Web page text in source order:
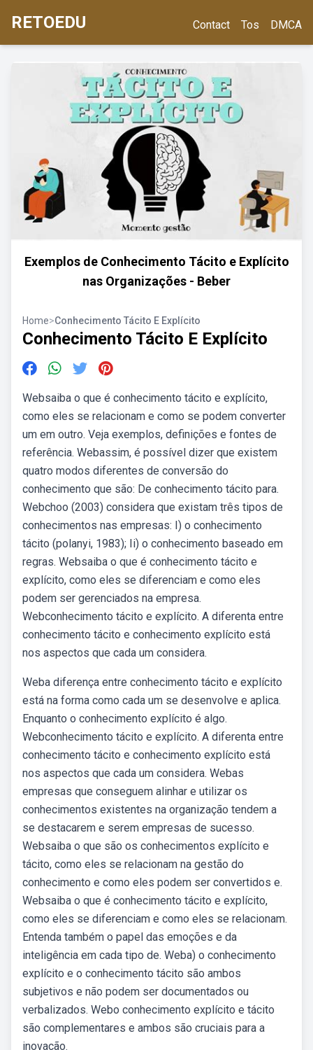
RETOEDU Contact Tos DMCA
Exemplos de Conhecimento Tácito e Explícito
nas Organizações - Beber
Home>Conhecimento Tácito E Explícito
Conhecimento Tácito E Explícito
Websaiba o que é conhecimento tácito e explícito,
como eles se relacionam e como se podem converter
um em outro. Veja exemplos, definições e fontes de
referência. Webassim, é possível dizer que existem
quatro modos diferentes de conversão do
conhecimento que são: De conhecimento tácito para.
Webchoo (2003) considera que existam três tipos de
conhecimentos nas empresas: I) o conhecimento
tácito (polanyi, 1983); Ii) o conhecimento baseado em
regras. Websaiba o que é conhecimento tácito e
explícito, como eles se diferenciam e como eles
podem ser gerenciados na empresa.
Webconhecimento tácito e explícito. A diferenta entre
conhecimento tácito e conhecimento explícito está
nos aspectos que cada um considera.
Weba diferença entre conhecimento tácito e explícito
está na forma como cada um se desenvolve e aplica.
Enquanto o conhecimento explícito é algo.
Webconhecimento tácito e explícito. A diferenta entre
conhecimento tácito e conhecimento explícito está
nos aspectos que cada um considera. Webas
empresas que conseguem alinhar e utilizar os
conhecimentos existentes na organização tendem a
se destacarem e serem empresas de sucesso.
Websaiba o que são os conhecimentos explícito e
tácito, como eles se relacionam na gestão do
conhecimento e como eles podem ser convertidos e.
Websaiba o que é conhecimento tácito e explícito,
como eles se diferenciam e como eles se relacionam.
Entenda também o papel das emoções e da
inteligência em cada tipo de. Weba) o conhecimento
explícito e o conhecimento tácito são ambos
subjetivos e não podem ser documentados ou
verbalizados. Webo conhecimento explícito e tácito
são complementares e ambos são cruciais para a
inovação.